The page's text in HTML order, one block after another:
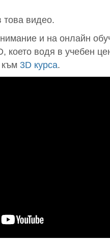
това видео.
и на онлайн
което водя в учебен
3D курса.